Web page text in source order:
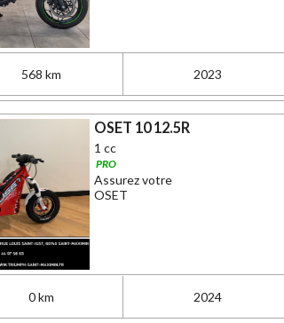
568 km 2023
OSET 10 12.5R
1 cc
PRO
Assurez votre
OSET
0 km 2024